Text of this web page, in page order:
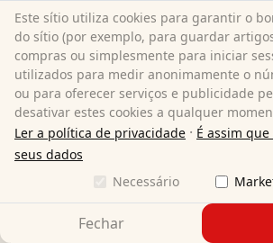
Este sítio utiliza cookies para garantir o
do sítio (por exemplo, para guardar
compras ou simplesmente para iniciar
utilizados para medir anonimamente o
ou para oferecer serviços e publicidade
desativar estes cookies a qualquer
Ler a política de privacidade · É assim
seus dados
Necessário
Fechar